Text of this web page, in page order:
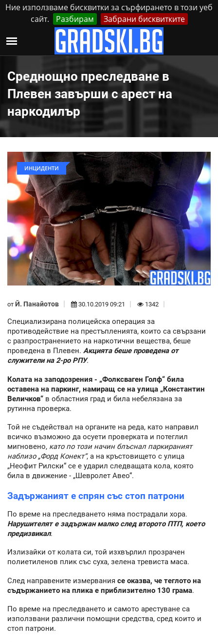
Ние използваме бисквитки за сърфирането в този уеб
сайт.
Разбирам Забрани бисквитките
Събота, 8 Август, 2026 Реклама Контакти
Среднощно преследване в
Плевен завърши с арест на
наркодилър
ИНЦИДЕНТИ
от Й. Панайотов 30.10.2019 09:21 1342
Специализирана полицейска операция за
противодействие на престъпленията, които са свързани
с разпространението на наркотични вещества, беше
проведена в Плевен. Акцията беше проведена от
служители на 2-ро РПУ.
Колата на заподозрения - „Фолксваген Голф“ била
оставена на паркинг, намиращ се на улица „Константин
Величков“ в областния град и била небелязана за
рутинна проверка.
Той не съдействал на органите на реда, като направил
всичко възможно да осуети проверката и потеглил
мигновено, като по този начин блъснал паркираният
наблизо „Форд Конект“, а на кръстовището с улица
„Неофит Рилски“ се e ударил следващата кола, която
била в движение - „Шевролет Авео“.
Задържаният е спрян със стоп патрони
По време на преследването няма пострадали хора.
Нарушителят е задържан малко след второто ПТП, което
предизвикал.
Излизайки от колата си, той изхвърлил прозрачен
полиетиленов плик със суха, зелена тревиста маса.
След направените измервания се оказва, че теглото на
съдържанието на плика е приблизително 130 грама.
По време на преследването и самото арестуване са
използвани различни помощни средства, сред които и
стоп патрони.